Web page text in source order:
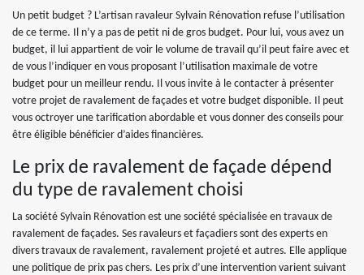
Un petit budget ? L’artisan ravaleur Sylvain Rénovation refuse l’utilisation
de ce terme. Il n’y a pas de petit ni de gros budget. Pour lui, vous avez un
budget, il lui appartient de voir le volume de travail qu’il peut faire avec et
de vous l’indiquer en vous proposant l’utilisation maximale de votre
budget pour un meilleur rendu. Il vous invite à le contacter à présenter
votre projet de ravalement de façades et votre budget disponible. Il peut
vous octroyer une tarification abordable et vous donner des conseils pour
être éligible bénéficier d’aides financières.
Le prix de ravalement de façade dépend
du type de ravalement choisi
La société Sylvain Rénovation est une société spécialisée en travaux de
ravalement de façades. Ses ravaleurs et façadiers sont des experts en
divers travaux de ravalement, ravalement projeté et autres. Elle applique
une politique de prix pas chers. Les prix d’une intervention varient suivant